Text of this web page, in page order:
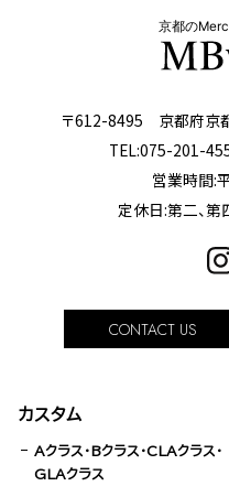
京都の
〒612-8495 京都府京
TEL:075-201-
営業時間:
定休日:第二、第
CONTACT US
カスタム
Aクラス・Bクラス・CLAクラス・
GLAクラス